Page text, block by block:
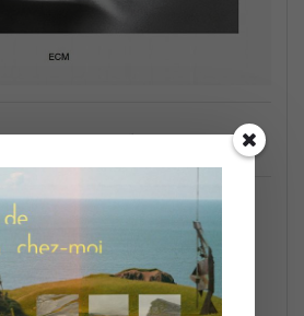
avec Keith Jarrett
rappeler la tradition poétique
où c’est une grande marque
le poème d’un maître et de le
John Roney nous proposera
un concert où il entrera en